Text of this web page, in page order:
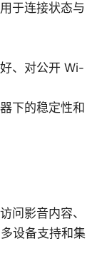
于连接状态与
、对公开 Wi-
下的稳定性和
问影音内容、
设备支持和集